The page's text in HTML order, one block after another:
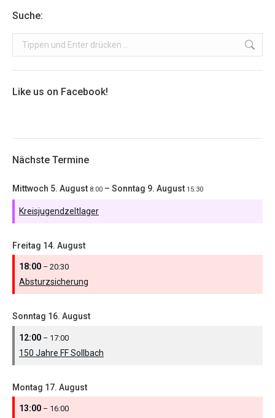
Suche:
Search:
Like us on Facebook!
Nächste Termine
Mittwoch 5. August 8:00 – Sonntag 9. August 15:30
Kreisjugendzeltlager
Freitag 14. August
18:00 – 20:30
Absturzsicherung
Sonntag 16. August
12:00 – 17:00
150 Jahre FF Sollbach
Montag 17. August
13:00 – 16:00